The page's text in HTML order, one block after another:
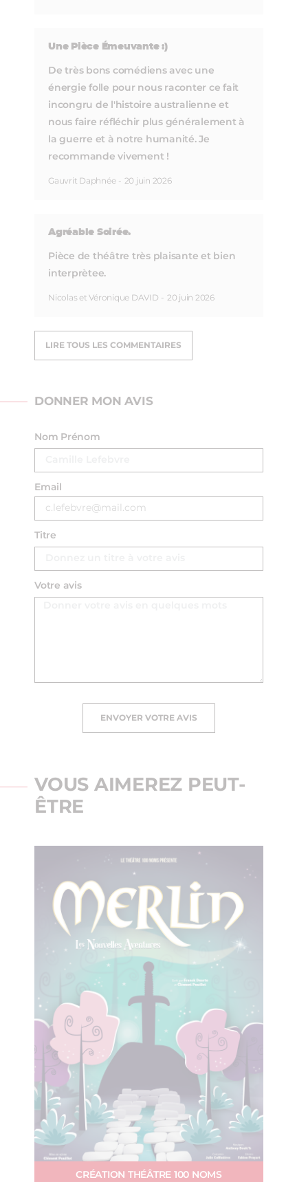
Une Pièce Émeuvante :)
De très bons comédiens avec une
énergie folle pour nous raconter ce fait
incongru de l'histoire australienne et
nous faire réfléchir plus généralement à
la guerre et à notre humanité. Je
recommande vivement !
Gauvrit Daphnée - 20 juin 2026
Agréable Soirée.
Pièce de théâtre très plaisante et bien
interprètee.
Nicolas et Véronique DAVID - 20 juin 2026
LIRE TOUS LES COMMENTAIRES
DONNER MON AVIS
Nom Prénom
Email
Titre
Votre avis
ENVOYER VOTRE AVIS
VOUS AIMEREZ PEUT-
ÊTRE
CRÉATION THÉÂTRE 100 NOMS